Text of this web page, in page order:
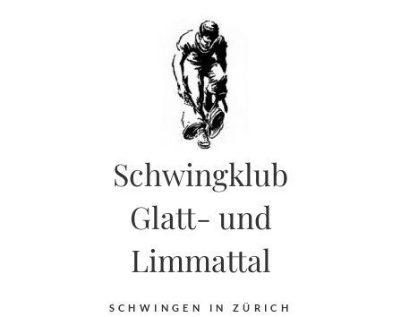
Schwingklub
Glatt- und
Limmattal
SCHWINGEN IN ZÜRICH